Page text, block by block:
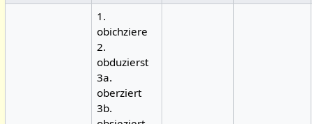
1.
obichziere
2.
obduzierst
3a.
oberziert
3b.